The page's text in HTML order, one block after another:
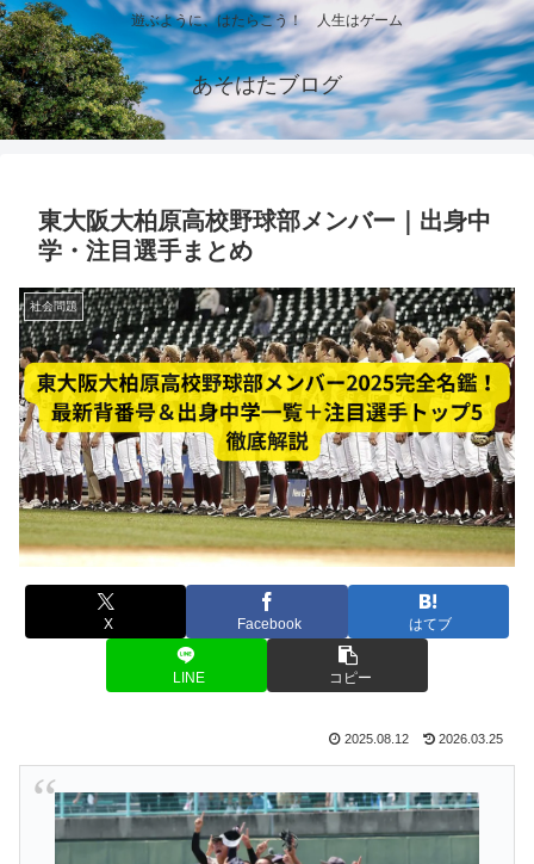
遊ぶように、はたらこう！ 人生はゲーム
あそはたブログ
東大阪大柏原高校野球部メンバー｜出身中
学・注目選手まとめ
社会問題
X Facebook はてブ
LINE コピー
2025.08.12 2026.03.25